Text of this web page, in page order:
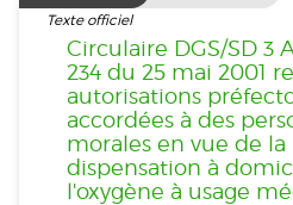
Texte officiel
Circulaire DGS/SD 3
234 du 25 mai 2001
autorisations
accordées à des
morales en vue de la
dispensation à
l'oxygène à usage